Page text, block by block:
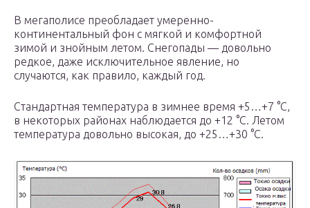
В мегаполисе преобладает умеренно-
континентальный фон с мягкой и комфортной
зимой и знойным летом. Снегопады — довольно
редкое, даже исключительное явление, но
случаются, как правило, каждый год.
Стандартная температура в зимнее время +5…+7 °C,
в некоторых районах наблюдается до +12 °C. Летом
температура довольно высокая, до +25…+30 °C.